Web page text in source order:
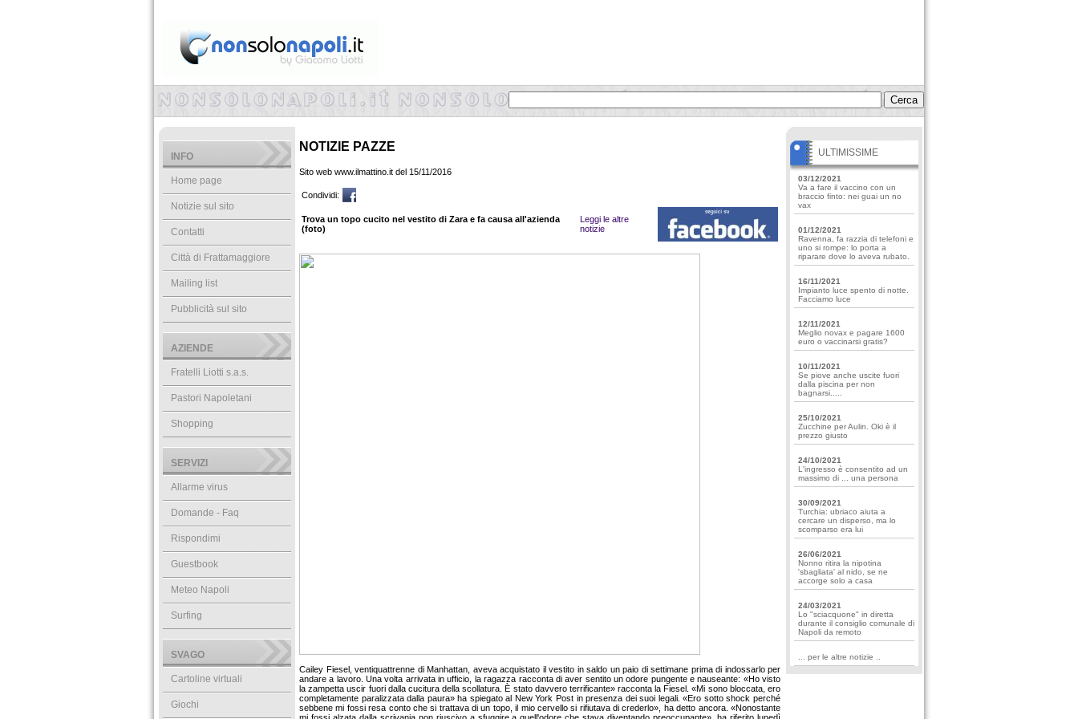
INFO
Home page
Notizie sul sito
Contatti
Città di Frattamaggiore
Mailing list
Pubblicità sul sito
AZIENDE
Fratelli Liotti s.a.s.
Pastori Napoletani
Shopping
SERVIZI
Allarme virus
Domande - Faq
Rispondimi
Guestbook
Meteo Napoli
Surfing
SVAGO
Cartoline virtuali
Giochi
NOTIZIE PAZZE
Sito web www.ilmattino.it del 15/11/2016
Condividi:
Trova un topo cucito nel vestito di Zara e fa causa all'azienda
(foto)
Leggi le altre
notizie
Cailey Fiesel, ventiquattrenne di Manhattan, aveva acquistato il vestito in saldo un paio di settimane prima di indossarlo per
andare a lavoro. Una volta arrivata in ufficio, la ragazza racconta di aver sentito un odore pungente e nauseante: «Ho visto
la zampetta uscir fuori dalla cucitura della scollatura. È stato davvero terrificante» racconta la Fiesel. «Mi sono bloccata, ero
completamente paralizzata dalla paura» ha spiegato al New York Post in presenza dei suoi legali. «Ero sotto shock perché
sebbene mi fossi resa conto che si trattava di un topo, il mio cervello si rifiutava di crederlo», ha detto ancora. «Nonostante
ULTIMISSIME
03/12/2021
Va a fare il vaccino con un
braccio finto: nei guai un no
vax
01/12/2021
Ravenna, fa razzia di telefoni e
uno si rompe: lo porta a
riparare dove lo aveva rubato.
16/11/2021
Impianto luce spento di notte.
Facciamo luce
12/11/2021
Meglio novax e pagare 1600
euro o vaccinarsi gratis?
10/11/2021
Se piove anche uscite fuori
dalla piscina per non
bagnarsi.....
25/10/2021
Zucchine per Aulin. Oki è il
prezzo giusto
24/10/2021
L'ingresso è consentito ad un
massimo di ... una persona
30/09/2021
Turchia: ubriaco aiuta a
cercare un disperso, ma lo
scomparso era lui
26/06/2021
Nonno ritira la nipotina
'sbagliata' al nido, se ne
accorge solo a casa
24/03/2021
Lo "sciacquone" in diretta
durante il consiglio comunale di
Napoli da remoto
... per le altre notizie ..